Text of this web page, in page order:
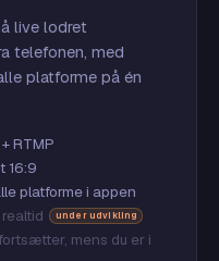
live lodret
telefonen, med
platforme på én
RTMP
16:9
platforme i appen
under udvikling
mens du er i